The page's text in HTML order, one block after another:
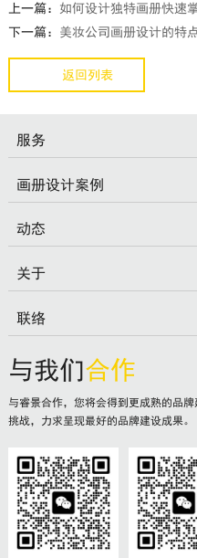
上一篇： 如何设计独特画册快速
下一篇： 美妆公司画册设计的特
返回列表
服务
画册设计案例
动态
关于
联络
与我们合作
与睿景合作，您将会得到更成熟的品
挑战，力求呈现最好的品牌建设成果。